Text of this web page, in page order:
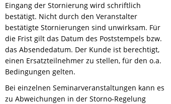
Eingang der Stornierung wird schriftlich
bestätigt. Nicht durch den Veranstalter
bestätigte Stornierungen sind unwirksam. Für
die Frist gilt das Datum des Poststempels bzw.
das Absendedatum. Der Kunde ist berechtigt,
einen Ersatzteilnehmer zu stellen, für den o.a.
Bedingungen gelten.
Bei einzelnen Seminarveranstaltungen kann es
zu Abweichungen in der Storno-Regelung